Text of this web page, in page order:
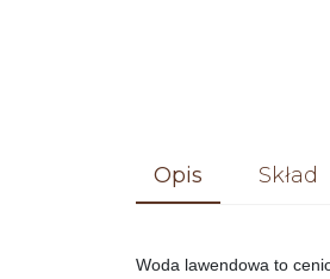
Opis Skład
Woda lawendowa to